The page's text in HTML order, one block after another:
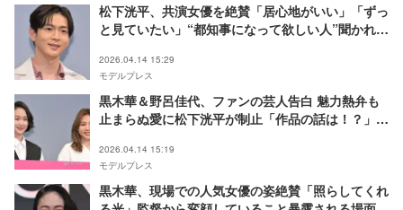
松下洸平、共演女優を絶賛「居心地がいい」「ずっ
と見ていたい」“都知事になって欲しい人”聞かれ名
2026.04.14 15:29
モデルプレス
黒木華＆野呂佳代、ファンの芸人告白 魅力熱弁も
止まらぬ愛に松下洸平が制止「作品の話は！？」
2026.04.14 15:19
モデルプレス
黒木華、現場での人気女優の姿絶賛「照らしてくれ